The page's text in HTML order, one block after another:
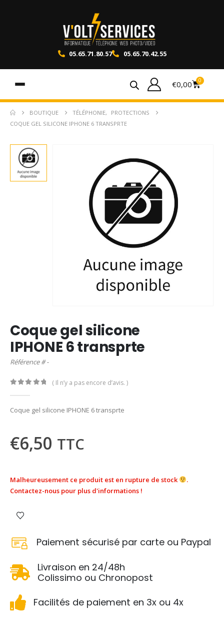
05.65.71.80.57 05.65.70.42.55
€0,00 0
BOUTIQUE TÉLÉPHONIE,
PROTECTIONS
COQUE GEL SILICONE IPHONE 6 TRANSPRTE
Coque gel silicone
IPHONE 6 transprte
Référence # -
( Il n’y a pas encore d’avis. )
Coque gel silicone IPHONE 6 transprte
€6,50 TTC
Malheureusement ce produit est en rupture de stock
.
Contactez-nous pour plus d'informations !
Paiement sécurisé par carte ou Paypal
Livraison en 24/48h
Colissimo ou Chronopost
Facilités de paiement en 3x ou 4x